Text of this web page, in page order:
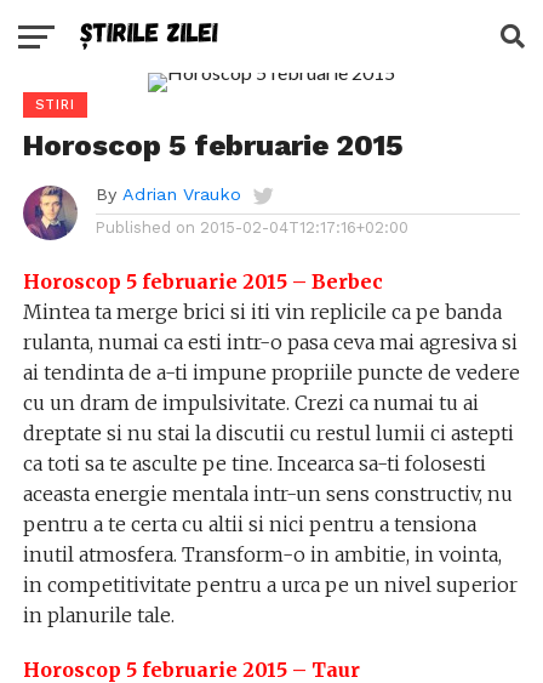
STIRI
Horoscop 5 februarie 2015
By Adrian Vrauko
Published on 2015-02-04T12:17:16+02:00
Horoscop 5 februarie 2015 – Berbec
Mintea ta merge brici si iti vin replicile ca pe banda
rulanta, numai ca esti intr-o pasa ceva mai agresiva si
ai tendinta de a-ti impune propriile puncte de vedere
cu un dram de impulsivitate. Crezi ca numai tu ai
dreptate si nu stai la discutii cu restul lumii ci astepti
ca toti sa te asculte pe tine. Incearca sa-ti folosesti
aceasta energie mentala intr-un sens constructiv, nu
pentru a te certa cu altii si nici pentru a tensiona
inutil atmosfera. Transform-o in ambitie, in vointa,
in competitivitate pentru a urca pe un nivel superior
in planurile tale.
Horoscop 5 februarie 2015 – Taur